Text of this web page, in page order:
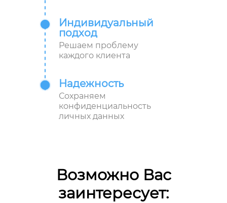
Индивидуальный
подход
Решаем проблему
каждого клиента
Надежность
Сохраняем
конфиденциальность
личных данных
Возможно Вас
заинтересует: